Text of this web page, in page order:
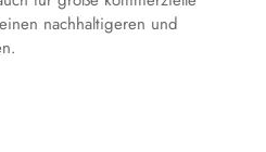
nachhaltigeren und